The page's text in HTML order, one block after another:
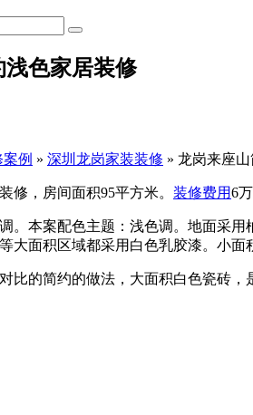
色家居装修
例 » 深圳龙岗家装装修 » 龙岗来座
修，房间面积95平方米。 装修费用6
。本案配色主题：浅色调。地面采
大面积区域都采用白色乳胶漆。小
比的简约的做法，大面积白色瓷砖